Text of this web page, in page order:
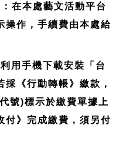
在本處藝文活動平台
操作，手續費由本處給
用手機下載安裝「台
採《行動轉帳》繳款，
號)標示於繳費單據上
付》完成繳費，須另付